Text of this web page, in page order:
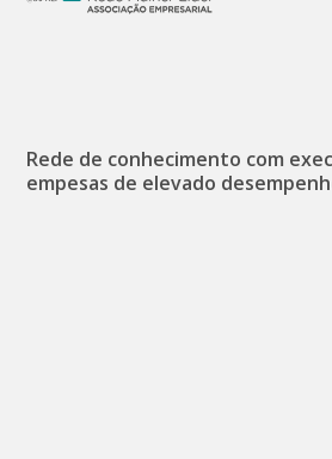
Rede de conhecimento com
empesas de elevado